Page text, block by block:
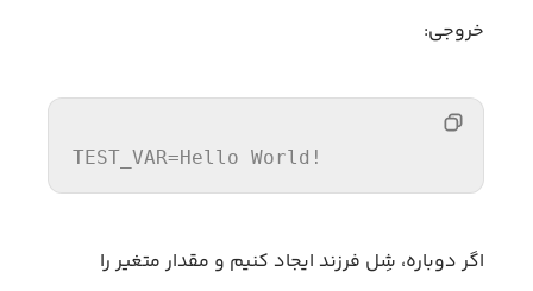
خروجی:
TEST_VAR
اگر دوباره، شِل فرزند ایجاد کنیم و مقدار متغیر را